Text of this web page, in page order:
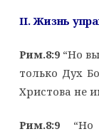
II. Жизнь
Рим.8:9“Но вы
только Дух
Христова не
Рим.8:9“Но